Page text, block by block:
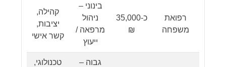
רפואת
משפחה
כ-35,000
₪
בינוני –
ניהול
מרפאה /
ייעוץ
קהילה,
יציבות,
קשר אישי
גבוה –
טכנולוגי,